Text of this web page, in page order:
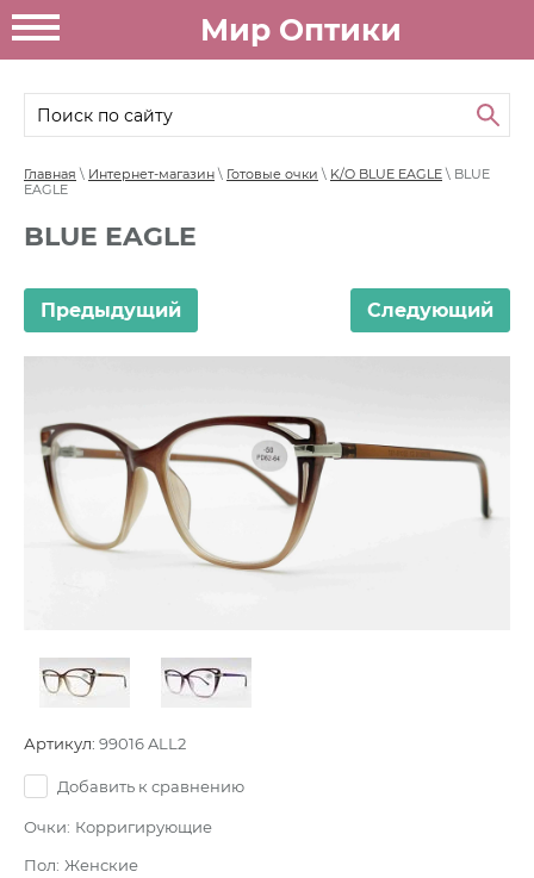
Мир Оптики
Главная \ Интернет-магазин \ Готовые очки \ K/O BLUE EAGLE \ BLUE
EAGLE
BLUE EAGLE
Предыдущий Следующий
Артикул: 99016 ALL2
Добавить к сравнению
Очки: Корригирующие
Пол: Женские